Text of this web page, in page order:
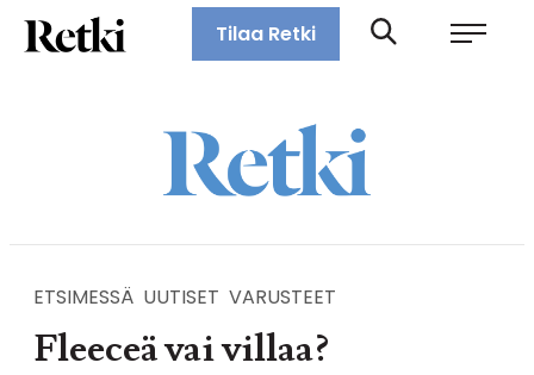
Siirry
suoraan
Retki-lehti
Tilaa Retki
ETSIMESSÄ UUTISET VARUSTEET
Fleeceä vai villaa?